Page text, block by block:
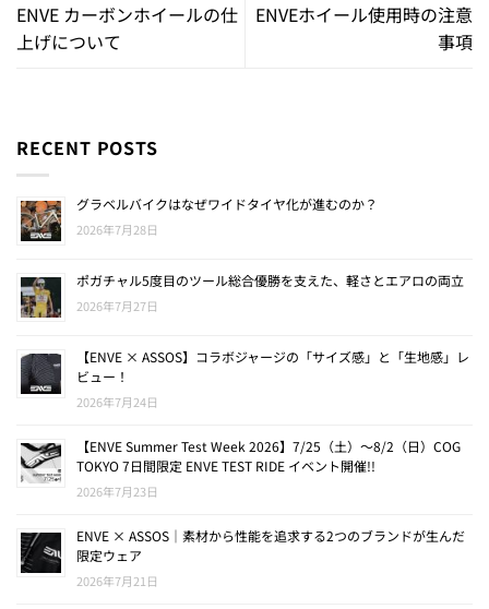
ENVE カーボンホイールの仕
上げについて
ENVEホイール使用時の注意
事項
RECENT POSTS
グラベルバイクはなぜワイドタイヤ化が進むのか？
2026年7月28日
ポガチャル5度目のツール総合優勝を支えた、軽さとエアロの両立
2026年7月27日
【ENVE × ASSOS】コラボジャージの「サイズ感」と「生地感」レ
ビュー！
2026年7月24日
【ENVE Summer Test Week 2026】7/25（土）〜8/2（日）COG
TOKYO 7日間限定 ENVE TEST RIDE イベント開催!!
2026年7月23日
ENVE × ASSOS｜素材から性能を追求する2つのブランドが生んだ
限定ウェア
2026年7月21日